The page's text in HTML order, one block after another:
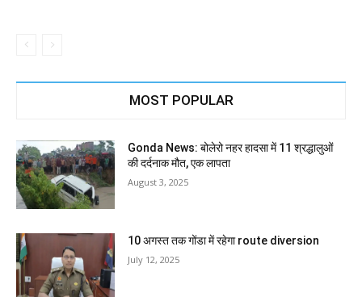
MOST POPULAR
Gonda News: बोलेरो नहर हादसा में 11 श्रद्धालुओं
की दर्दनाक मौत, एक लापता
August 3, 2025
10 अगस्त तक गोंडा में रहेगा route diversion
July 12, 2025